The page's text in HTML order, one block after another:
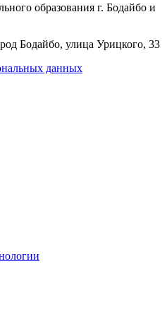
образования г. Бодайбо и
Бодайбо, улица Урицкого, 33
данных